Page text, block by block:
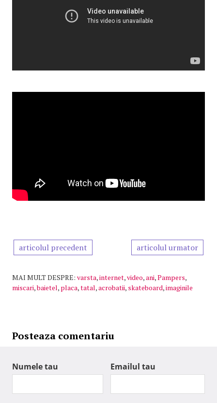
articolul precedent articolul urmator
MAI MULT DESPRE: varsta,internet,video,ani,Pampers,
miscari,baietel, placa,tatal,acrobatii, skateboard,imaginile
Posteaza comentariu
Numele tau Emailul tau